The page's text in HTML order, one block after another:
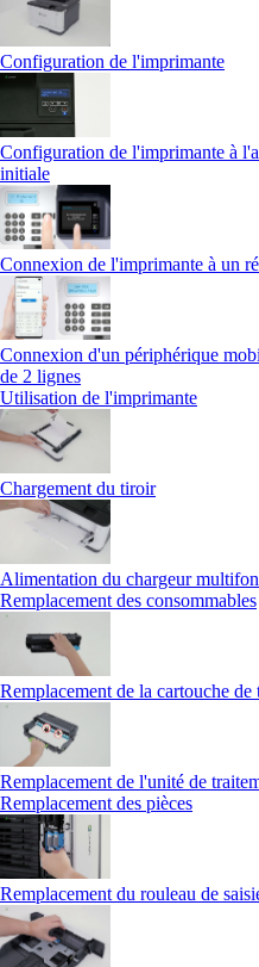
Configuration de l'imprimante
Configuration de l'imprimante à
initiale
Connexion de l'imprimante à un
Connexion d'un périphérique
de 2 lignes
Utilisation de l'imprimante
Chargement du tiroir
Alimentation du chargeur
Remplacement des consommables
Remplacement de la cartouche de
Remplacement de l'unité de
Remplacement des pièces
Remplacement du rouleau de